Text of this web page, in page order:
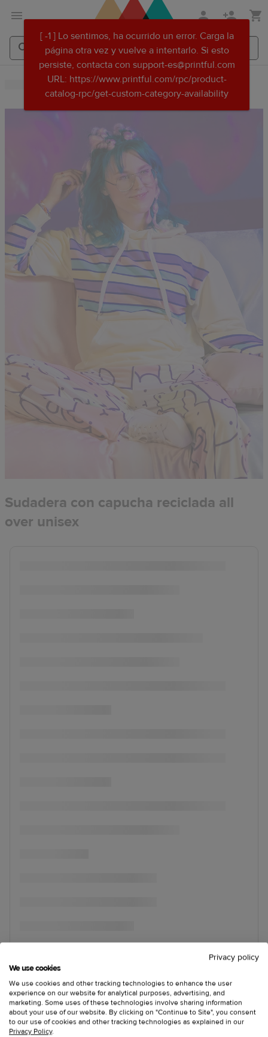
Saltar
contenido
principal
Ir
Centro
ayuda
Printful
Sudadera con capucha reciclada all
over unisex
[ -1 ] Lo sentimos, ha ocurrido un error. Carga la
página otra vez y vuelve a intentarlo. Si esto
persiste, contacta con support-es@printful.com
URL: https://www.printful.com/rpc/product-
catalog-rpc/get-custom-category-availability
Privacy policy
We use cookies
We use cookies and other tracking technologies to enhance the user
experience on our website for analytical purposes, advertising, and
marketing. Some uses of these technologies involve sharing information
about your use of our website. By clicking on "Continue to Site", you consent
to our use of cookies and other tracking technologies as explained in our
Privacy Policy.